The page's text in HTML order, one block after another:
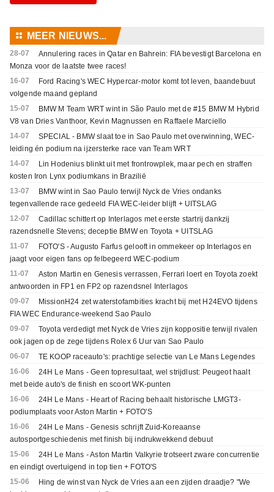
⚏ MEER NIEUWS...
28-07
Annulering races in Qatar en Bahrein: FIA bevestigt Barcelona en
Monza voor de laatste twee races!
16-07
Ford Racing's WEC Hypercar-motor komt tot leven, baandebuut
volgende maand gepland
15-07
BMW M Team WRT wint in São Paulo met de #15 BMW M Hybrid
V8 van Dries Vanthoor, Kevin Magnussen en Raffaele Marciello
14-07
SPECIAL - BMW slaat toe in Sao Paulo met overwinning, WEC-
leiding én podium na ijzersterke race van Team WRT
14-07
Lin Hodenius blinkt uit met frontrowplek, maar pech en straffen
kosten Iron Lynx podiumkans in Brazilië
13-07
BMW wint in Sao Paulo terwijl Nyck de Vries ondanks
tegenvallende race gedeeld FIA WEC-leider blijft + UITSLAG
12-07
Cadillac schittert op Interlagos met eerste startrij dankzij
razendsnelle Stevens; deceptie BMW en Toyota + UITSLAG
11-07
FOTO'S - Augusto Farfus gelooft in ommekeer op Interlagos en
jaagt voor eigen fans op felbegeerd WEC-podium
11-07
Aston Martin en Genesis verrassen, Ferrari loert en Toyota zoekt
antwoorden in FP1 en FP2 op razendsnel Interlagos
09-07
MissionH24 zet waterstofambities kracht bij met H24EVO tijdens
FIA WEC Endurance-weekend Sao Paulo
09-07
Toyota verdedigt met Nyck de Vries zijn koppositie terwijl rivalen
ook jagen op de zege tijdens Rolex 6 Uur van Sao Paulo
06-07
TE KOOP raceauto's: prachtige selectie van Le Mans Legendes
16-06
24H Le Mans - Geen topresultaat, wel strijdlust: Peugeot haalt
met beide auto's de finish en scoort WK-punten
16-06
24H Le Mans - Heart of Racing behaalt historische LMGT3-
podiumplaats voor Aston Martin + FOTO'S
16-06
24H Le Mans - Genesis schrijft Zuid-Koreaanse
autosportgeschiedenis met finish bij indrukwekkend debuut
15-06
24H Le Mans - Aston Martin Valkyrie trotseert zware concurrentie
en eindigt overtuigend in top tien + FOTO'S
15-06
Hing de winst van Nyck de Vries aan een zijden draadje? "We